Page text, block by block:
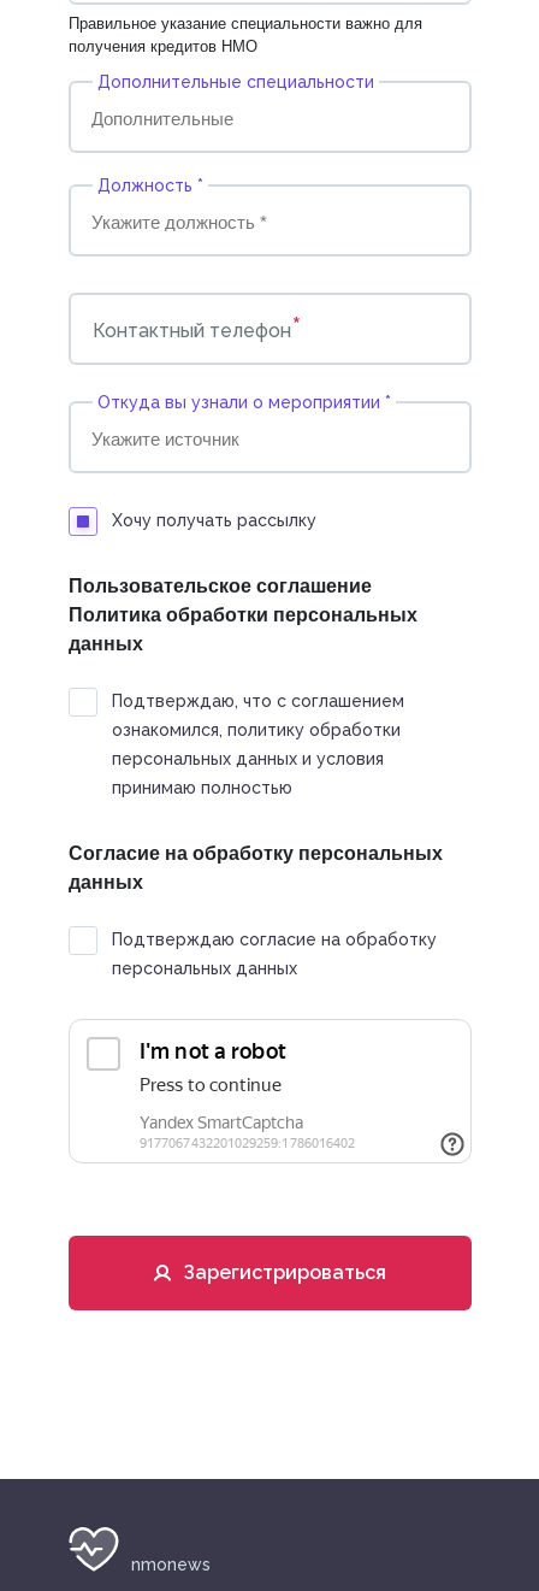
Правильное указание специальности важно для
получения кредитов НМО
Дополнительные специальности
Должность *
Контактный телефон*
Откуда вы узнали о мероприятии *
Хочу получать рассылку
Пользовательское соглашение
Политика обработки персональных
данных
Подтверждаю, что с соглашением
ознакомился, политику обработки
персональных данных и условия
принимаю полностью
Согласие на обработку персональных
данных
Подтверждаю согласие на обработку
персональных данных
Зарегистрироваться
nmonews